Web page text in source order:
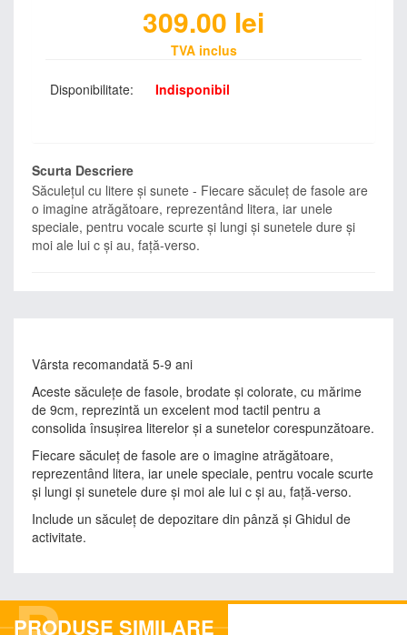
309.00 lei
TVA inclus
Disponibilitate: Indisponibil
Scurta Descriere
Săculeţul cu litere şi sunete - Fiecare săculeţ de fasole are
o imagine atrăgătoare, reprezentând litera, iar unele
speciale, pentru vocale scurte și lungi şi sunetele dure și
moi ale lui c și au, față-verso.
Vârsta recomandată 5-9 ani
Aceste săculeţe de fasole, brodate şi colorate, cu mărime
de 9cm, reprezintă un excelent mod tactil pentru a
consolida însuşirea literelor şi a sunetelor corespunzătoare.
Fiecare săculeţ de fasole are o imagine atrăgătoare,
reprezentând litera, iar unele speciale, pentru vocale scurte
și lungi şi sunetele dure și moi ale lui c și au, față-verso.
Include un săculeţ de depozitare din pânză și Ghidul de
activitate.
PRODUSE SIMILARE